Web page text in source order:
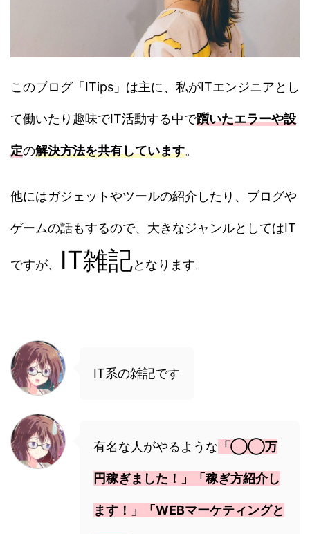
このブログ「ITips」は主に、私がITエンジニアとし
て働いたり趣味でIT活動する中で躓いたエラーや設
定の解決方法を共有しています。
他にはガジェットやツールの紹介したり、ブログや
ゲームの話もするので、大きなジャンルとしてはIT
ですが、 IT雑記となります。
IT系の雑記です
有名な人がやるような 「◯◯万
円稼ぎました！」「稼ぎ方紹介し
ます！」「WEBマーケティングと